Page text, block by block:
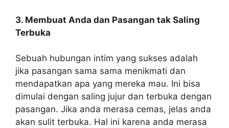
3. Membuat Anda dan Pasangan tak Saling
Terbuka
Sebuah hubungan intim yang sukses adalah
jika pasangan sama sama menikmati dan
mendapatkan apa yang mereka mau. Ini bisa
dimulai dengan saling jujur dan terbuka dengan
pasangan. Jika anda merasa cemas, jelas anda
akan sulit terbuka. Hal ini karena anda merasa